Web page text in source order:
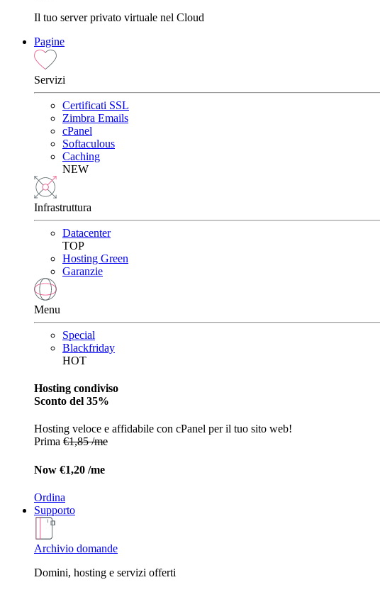
Il tuo server privato virtuale nel Cloud
Pagine
Servizi
Certificati SSL
Zimbra Emails
cPanel
Softaculous
Caching
NEW
Infrastruttura
Datacenter
TOP
Hosting Green
Garanzie
Menu
Special
Blackfriday
HOT
Hosting condiviso
Sconto del 35%
Hosting veloce e affidabile con cPanel per il tuo sito web!
Prima €1,85 /me
Now €1,20 /me
Ordina
Supporto
Archivio domande
Domini, hosting e servizi offerti